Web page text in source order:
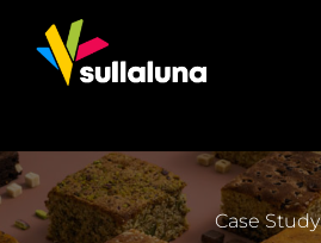
content
Case Study